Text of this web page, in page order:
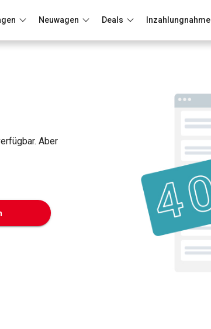
Neuwagen Deals Inzahlungnahme
Aber